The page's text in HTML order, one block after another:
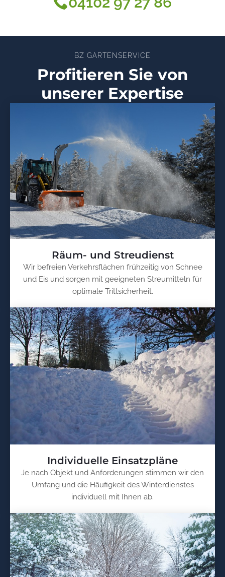
BZ GARTENSERVICE
Profitieren Sie von
unserer Expertise
Räum- und Streudienst
Wir befreien Verkehrsflächen frühzeitig von Schnee
und Eis und sorgen mit geeigneten Streumitteln für
optimale Trittsicherheit.
Individuelle Einsatzpläne
Je nach Objekt und Anforderungen stimmen wir den
Umfang und die Häufigkeit des Winterdienstes
individuell mit Ihnen ab.